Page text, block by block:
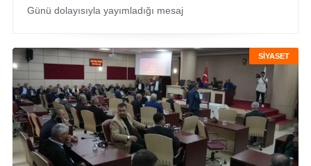
Günü dolayısıyla yayımladığı mesaj
SİYASET